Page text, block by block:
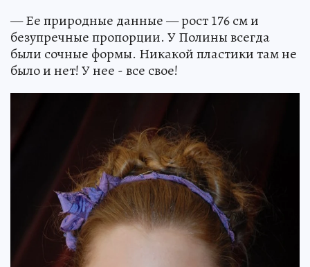
— Ее природные данные — рост 176 см и
безупречные пропорции. У Полины всегда
были сочные формы. Никакой пластики там не
было и нет! У нее - все свое!